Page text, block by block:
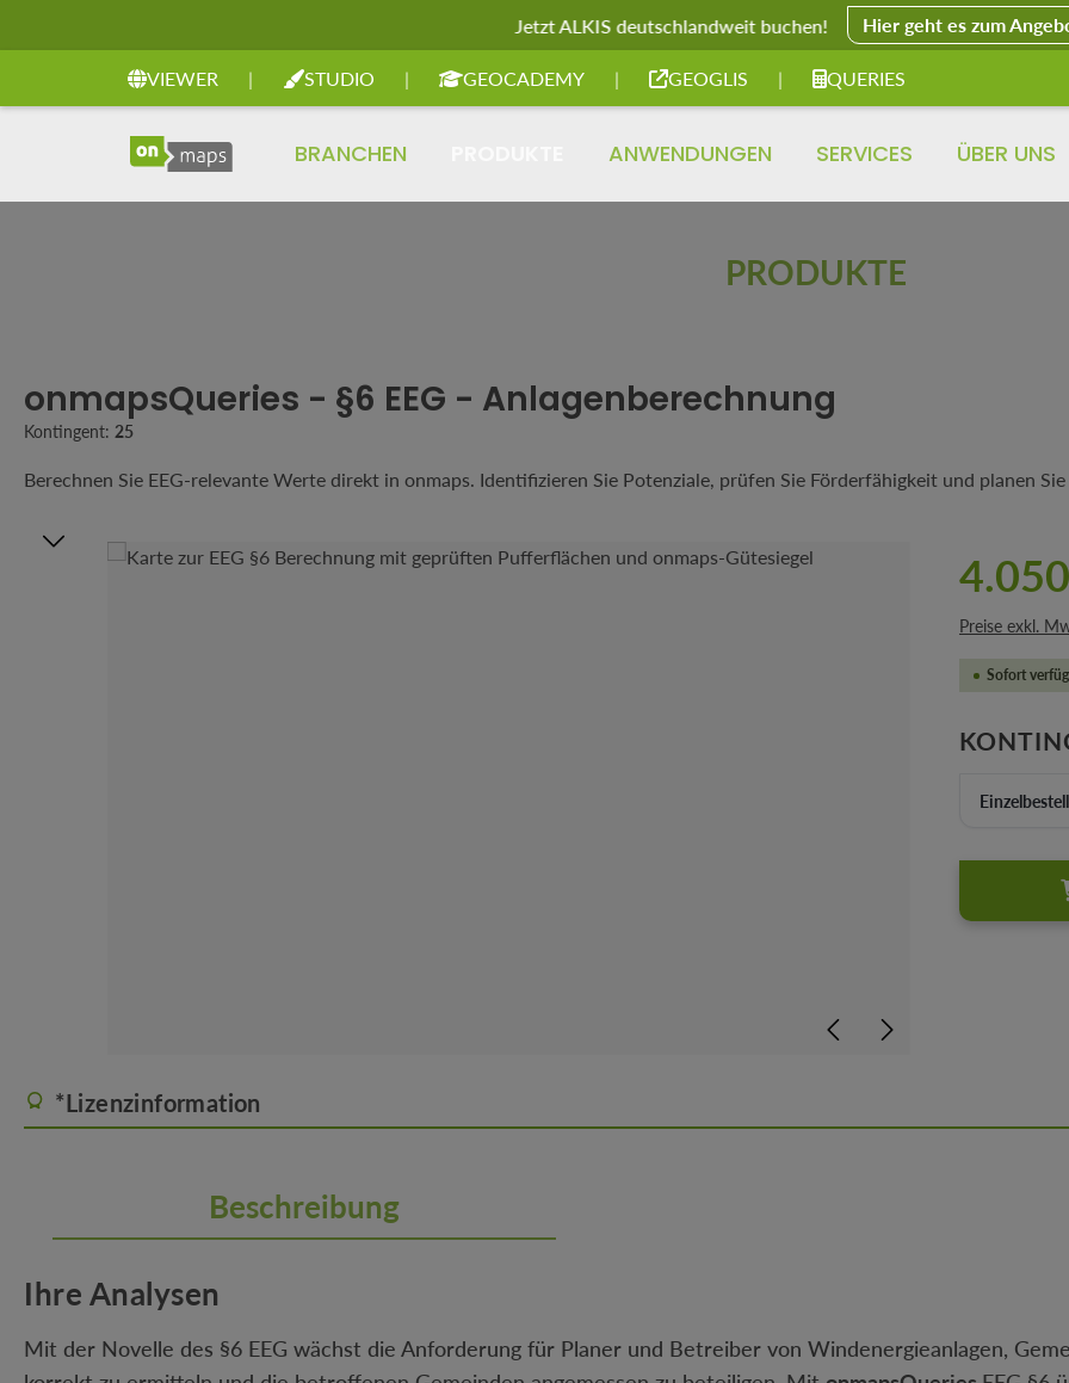
Jetzt ALKIS deutschlandweit buchen! Hier geht es zum
VIEWER | STUDIO | GEOCADEMY | GEOGLIS | QUERIES
BRANCHEN ANWENDUNGEN SERVICES ÜBER UNS
PRODUKTE
onmapsQueries - §6 EEG - Anlagenberechnung
Kontingent: 25
Berechnen Sie EEG-relevante Werte direkt in onmaps. Identifizieren Sie Potenziale, prüfen Sie Förderfähigkeit und planen
Bildergalerie überspringen
Preise exkl.
Sofort
*Lizenzinformation
Beschreibung
Ihre Analysen
Mit der Novelle des §6 EEG wächst die Anforderung für Planer und Betreiber von Windenergieanlagen,